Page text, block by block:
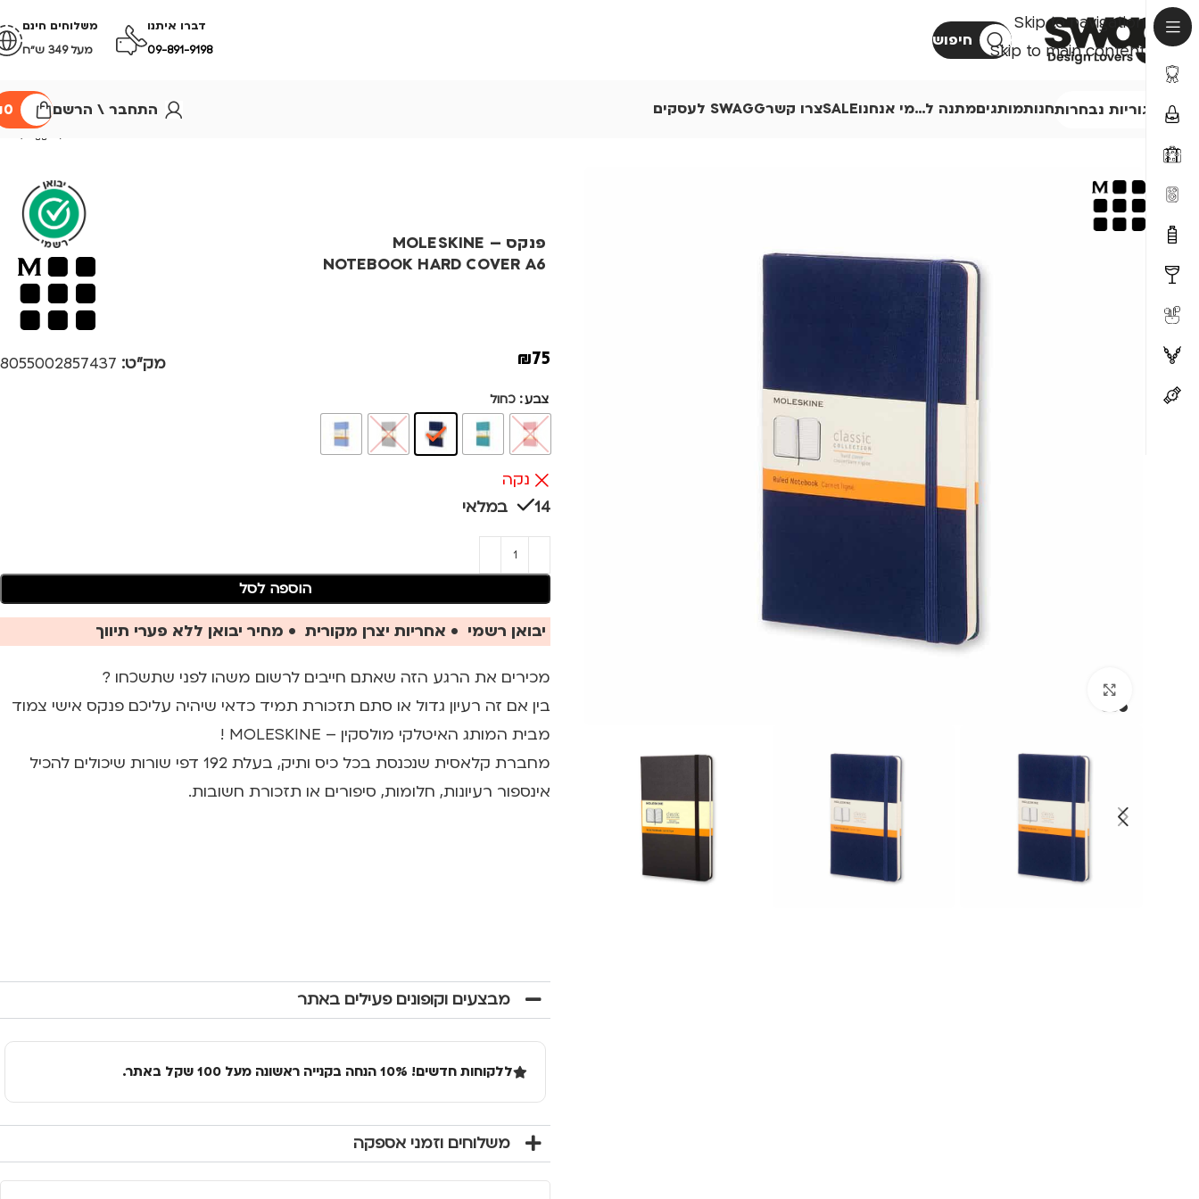
Skip to navigation
Skip to main content
חיפוש
דברו איתנו
09-891-9198
משלוחים חינם
מעל 349 ש״ח
קטגוריות נבחרותחנותמותגיםמתנה ל…מי אנחנוSALEצרו קשרSWAGG לעסקים התחבר \ הרשם 0
פנקס – MOLESKINE
NOTEBOOK HARD COVER A6
₪75 מק"ט: 8055002857437
צבע כחול
נקה
14 במלאי
הוספה לסל
יבואן רשמי • אחריות יצרן מקורית • מחיר יבואן ללא פערי תיווך
מכירים את הרגע הזה שאתם חייבים לרשום משהו לפני שתשכחו ?
בין אם זה רעיון גדול או סתם תזכורת תמיד כדאי שיהיה עליכם פנקס אישי צמוד
מבית המותג האיטלקי מולסקין – MOLESKINE !
מחברת קלאסית שנכנסת בכל כיס ותיק, בעלת 192 דפי שורות שיכולים להכיל
אינספור רעיונות, חלומות, סיפורים או תזכורת חשובות.
מבצעים וקופונים פעילים באתר
ללקוחות חדשים! 10% הנחה בקנייה ראשונה מעל 100 שקל באתר.
משלוחים וזמני אספקה